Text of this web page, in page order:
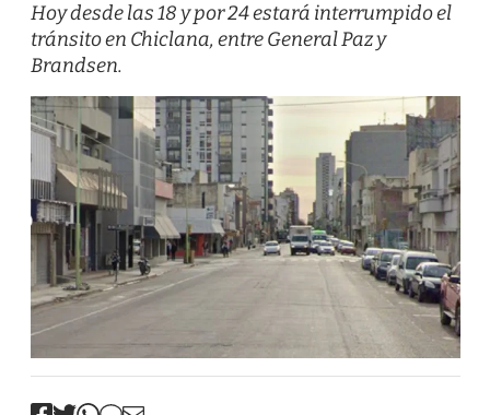
Hoy desde las 18 y por 24 estará interrumpido el
tránsito en Chiclana, entre General Paz y
Brandsen.